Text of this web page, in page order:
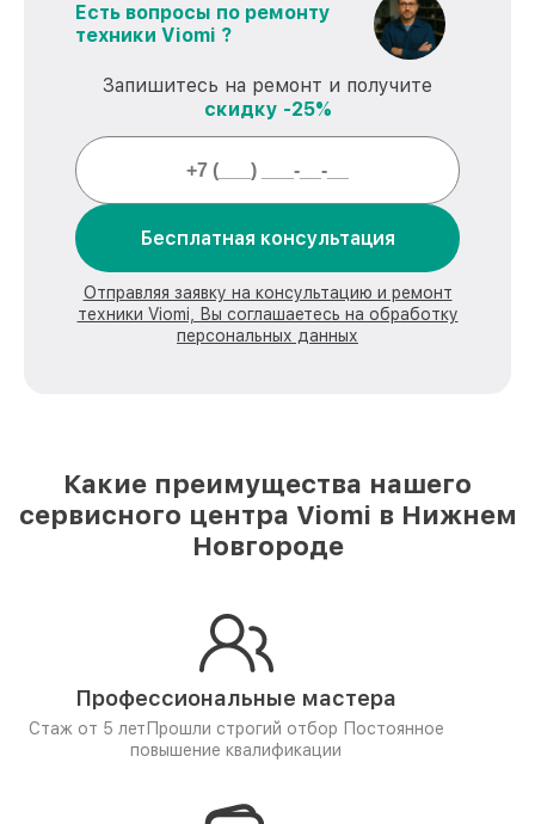
Есть вопросы по ремонту
техники Viomi ?
Запишитесь на ремонт и получите
скидку -25%
Бесплатная консультация
Отправляя заявку на консультацию и ремонт
техники Viomi, Вы соглашаетесь на обработку
персональных данных
Какие преимущества нашего
сервисного центра Viomi в Нижнем
Новгороде
Профессиональные мастера
Стаж от 5 лет Прошли строгий отбор Постоянное
повышение квалификации